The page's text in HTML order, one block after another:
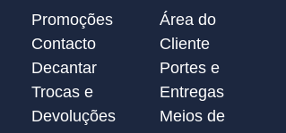
Promoções
Contacto
Decantar
Trocas e
Devoluções
Área do
Cliente
Portes e
Entregas
Meios de